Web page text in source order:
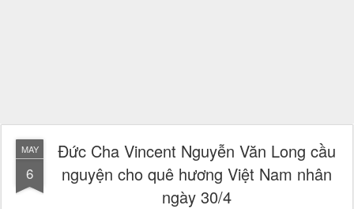
MAY
6
Đức Cha Vincent Nguyễn Văn Long cầu
nguyện cho quê hương Việt Nam nhân
ngày 30/4